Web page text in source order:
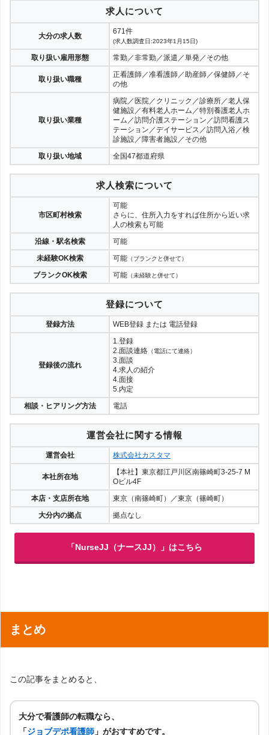
求人について
大分の求人数
671件
(求人数調査日:2023年1月15日)
取り扱い雇用形態 常勤／非常勤／派遣／単発／その他
取り扱い職種
正看護師／准看護師／助産師／保健師／そ
の他
取り扱い業種
病院／医院／クリニック／診療所／老人保
健施設／有料老人ホーム／特別養護老人ホ
ーム／訪問介護ステーション／訪問看護ス
テーション／デイサービス／訪問入浴／検
診施設／障害者施設／その他
取り扱い地域
全国47都道府県
求人検索について
市区町村検索
可能
さらに、住所入力をすれば住所から近い求
人の検索も可能
沿線・駅名検索
可能
未経験OK検索
可能 （ブランクと併せて）
ブランクOK検索 可能 （未経験と併せて）
登録について
登録方法 WEB登録 または 電話登録
登録後の流れ
1.登録
2.面談連絡 （電話にて連絡）
3.面談
4.求人の紹介
4.面接
5.内定
相談・ヒアリング方法
電話
運営会社に関する情報
運営会社 株式会社カスタマ
本社所在地
【本社】東京都江戸川区南篠崎町3-25-7 M
Oビル4F
本店・支店所在地
東京（南篠崎町）／東京（篠崎町）
大分内の拠点
拠点なし
「NurseJJ（ナースJJ）」はこちら
まとめ
この記事をまとめると、
大分で看護師の転職なら、
「ジョブデポ看護師 」がおすすめです。